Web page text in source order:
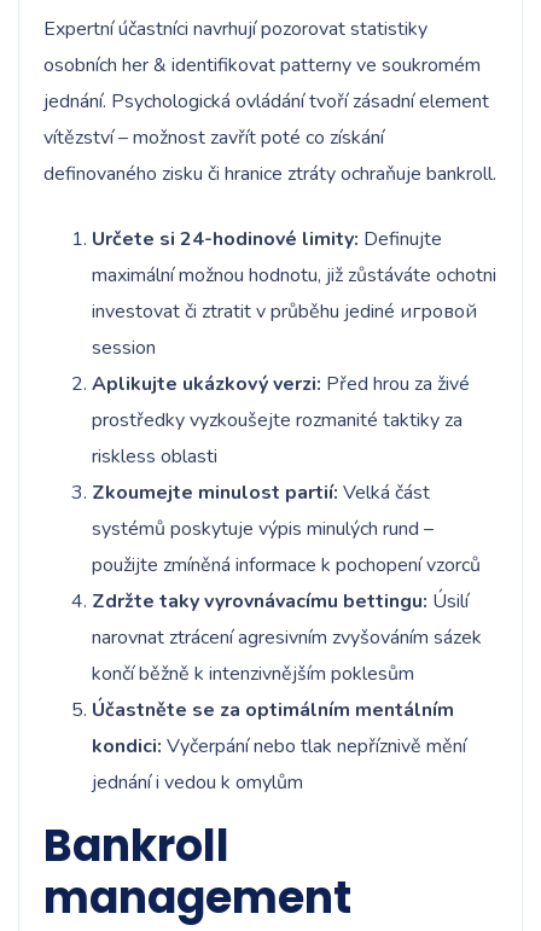
Expertní účastníci navrhují pozorovat statistiky
osobních her & identifikovat patterny ve soukromém
jednání. Psychologická ovládání tvoří zásadní element
vítězství – možnost zavřít poté co získání
definovaného zisku či hranice ztráty ochraňuje bankroll.
Určete si 24-hodinové limity: Definujte
maximální možnou hodnotu, již zůstáváte ochotni
investovat či ztratit v průběhu jediné игровой
session
Aplikujte ukázkový verzi: Před hrou za živé
prostředky vyzkoušejte rozmanité taktiky za
riskless oblasti
Zkoumejte minulost partií: Velká část
systémů poskytuje výpis minulých rund –
použijte zmíněná informace k pochopení vzorců
Zdržte taky vyrovnávacímu bettingu: Úsilí
narovnat ztrácení agresivním zvyšováním sázek
končí běžně k intenzivnějším poklesům
Účastněte se za optimálním mentálním
kondici: Vyčerpání nebo tlak nepříznivě mění
jednání i vedou k omylům
Bankroll
management